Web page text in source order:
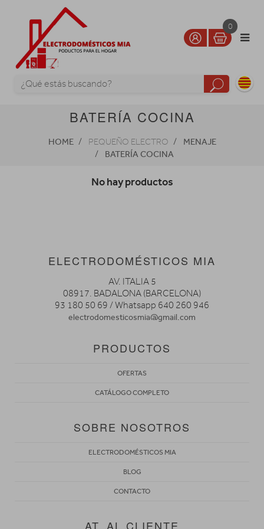
0
BATERÍA COCINA
HOME PEQUEÑO ELECTRO
MENAJE
BATERÍA COCINA
No hay productos
ELECTRODOMÉSTICOS MIA
AV. ITALIA 5
08917. BADALONA (BARCELONA)
93 180 50 69 / Whatsapp 640 260 946
electrodomesticosmia@gmail.com
PRODUCTOS
OFERTAS
CATÁLOGO COMPLETO
SOBRE NOSOTROS
ELECTRODOMÉSTICOS MIA
BLOG
CONTACTO
AT. AL CLIENTE